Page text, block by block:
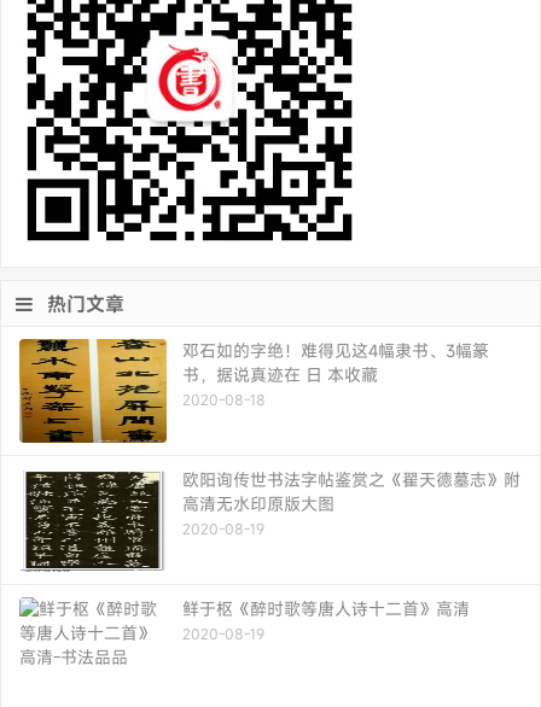
热门文章
邓石如的字绝！难得见这4幅隶书、3幅篆
书，据说真迹在 日 本收藏
2020-08-18
欧阳询传世书法字帖鉴赏之《翟天德墓志》附
高清无水印原版大图
2020-08-19
鲜于枢《醉时歌等唐人诗十二首》高清
2020-08-19